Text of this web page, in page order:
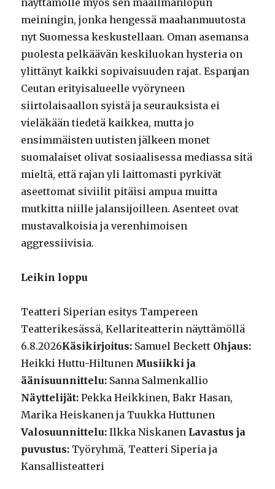
meiningin, jonka hengessä maahanmuutosta
nyt Suomessa keskustellaan. Oman asemansa
puolesta pelkäävän keskiluokan hysteria on
ylittänyt kaikki sopivaisuuden rajat. Espanjan
Ceutan erityisalueelle vyöryneen
siirtolaisaallon syistä ja seurauksista ei
vieläkään tiedetä kaikkea, mutta jo
ensimmäisten uutisten jälkeen monet
suomalaiset olivat sosiaalisessa mediassa sitä
mieltä, että rajan yli laittomasti pyrkivät
aseettomat siviilit pitäisi ampua muitta
mutkitta niille jalansijoilleen. Asenteet ovat
mustavalkoisia ja verenhimoisen
aggressiivisia.
Leikin loppu
Teatteri Siperian esitys Tampereen
Teatterikesässä, Kellariteatterin näyttämöllä
6.8.2026Käsikirjoitus: Samuel Beckett Ohjaus:
Heikki Huttu-Hiltunen Musiikki ja
äänisuunnittelu: Sanna Salmenkallio
Näyttelijät:Pekka Heikkinen, Bakr Hasan,
Marika Heiskanen ja Tuukka Huttunen
Valosuunnittelu:Ilkka Niskanen Lavastus ja
puvustus: Työryhmä, Teatteri Siperia ja
Kansallisteatteri